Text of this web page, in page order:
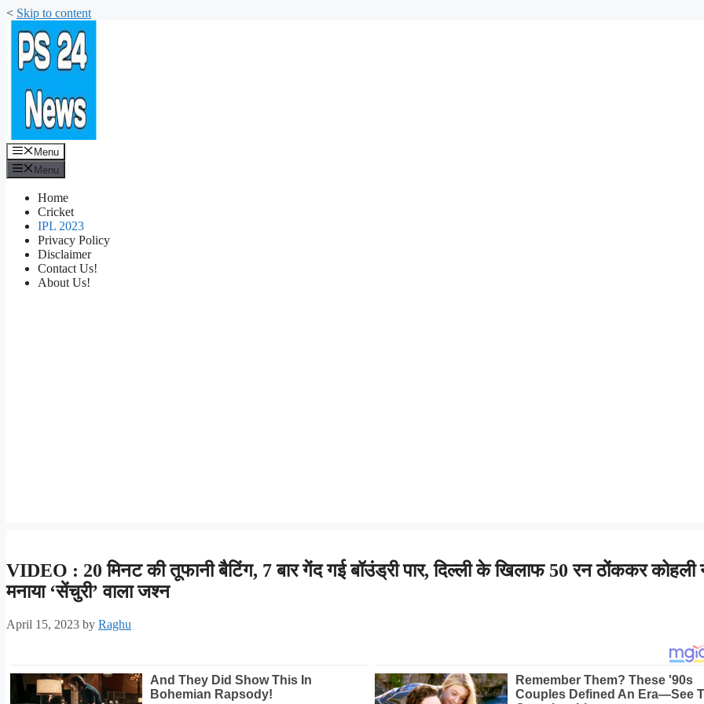
< Skip to content
Menu
Menu
Home
Cricket
IPL 2023
Privacy Policy
Disclaimer
Contact Us!
About Us!
VIDEO : 20 मिनट की तूफानी बैटिंग, 7 बार गेंद गई बॉउंड्री पार, दिल्ली के खिलाफ 50 रन ठोंककर कोहली
मनाया ‘सेंचुरी’ वाला जश्न
April 15, 2023 by Raghu